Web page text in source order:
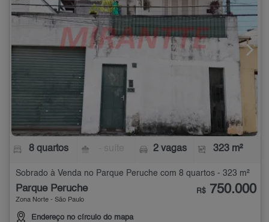
8 quartos 2 vagas 323 m²
Sobrado à Venda no Parque Peruche com 8 quartos - 323 m²
Parque Peruche
Zona Norte - São Paulo
Endereço no círculo do mapa
R$ 750.000